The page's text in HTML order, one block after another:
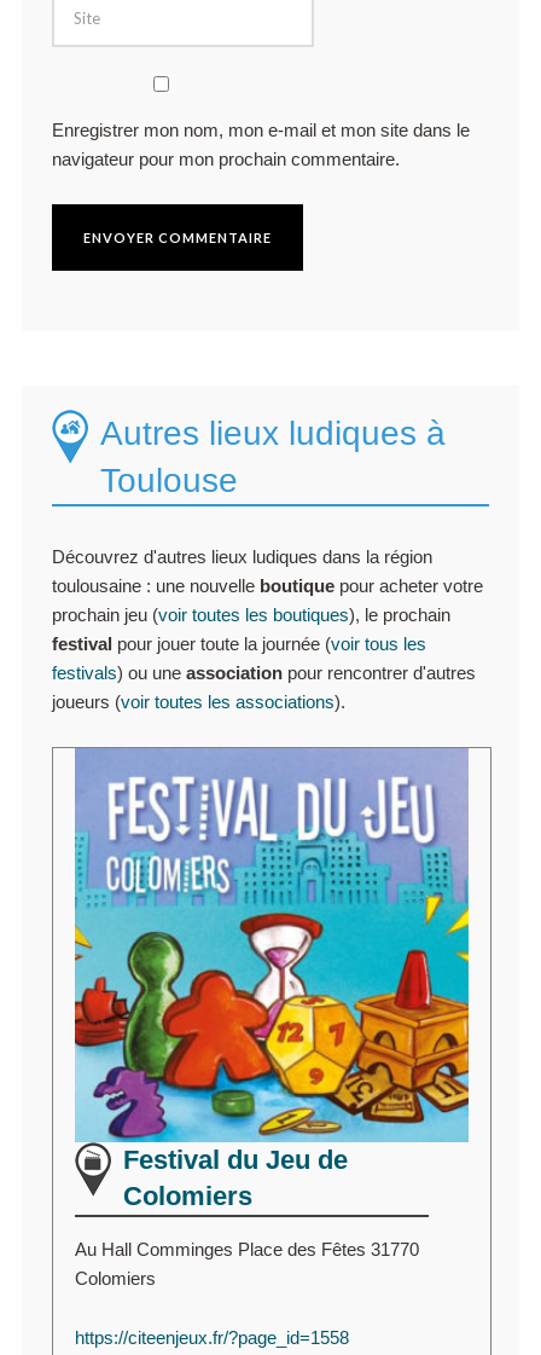
Enregistrer mon nom, mon e-mail et mon site dans le
navigateur pour mon prochain commentaire.
Autres lieux ludiques à
Toulouse
Découvrez d'autres lieux ludiques dans la région
toulousaine : une nouvelle boutiquepour acheter votre
prochain jeu (voir toutes les boutiques), le prochain
festival pour jouer toute la journée (voir tous les
festivals) ou une associationpour rencontrer d'autres
joueurs (voir toutes les associations).
Festival du Jeu de
Colomiers
Au Hall Comminges Place des Fêtes 31770
Colomiers
https://citeenjeux.fr/?page_id=1558